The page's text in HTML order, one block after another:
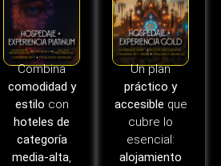
Combina
comodidad y
estilo con
hoteles de
categoría
media-alta,
Un plan
práctico y
accesible que
cubre lo
esencial:
alojamiento